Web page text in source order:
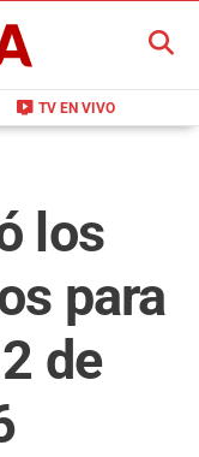
live_tv TV EN VIVO
BUSCAR
los
para
de